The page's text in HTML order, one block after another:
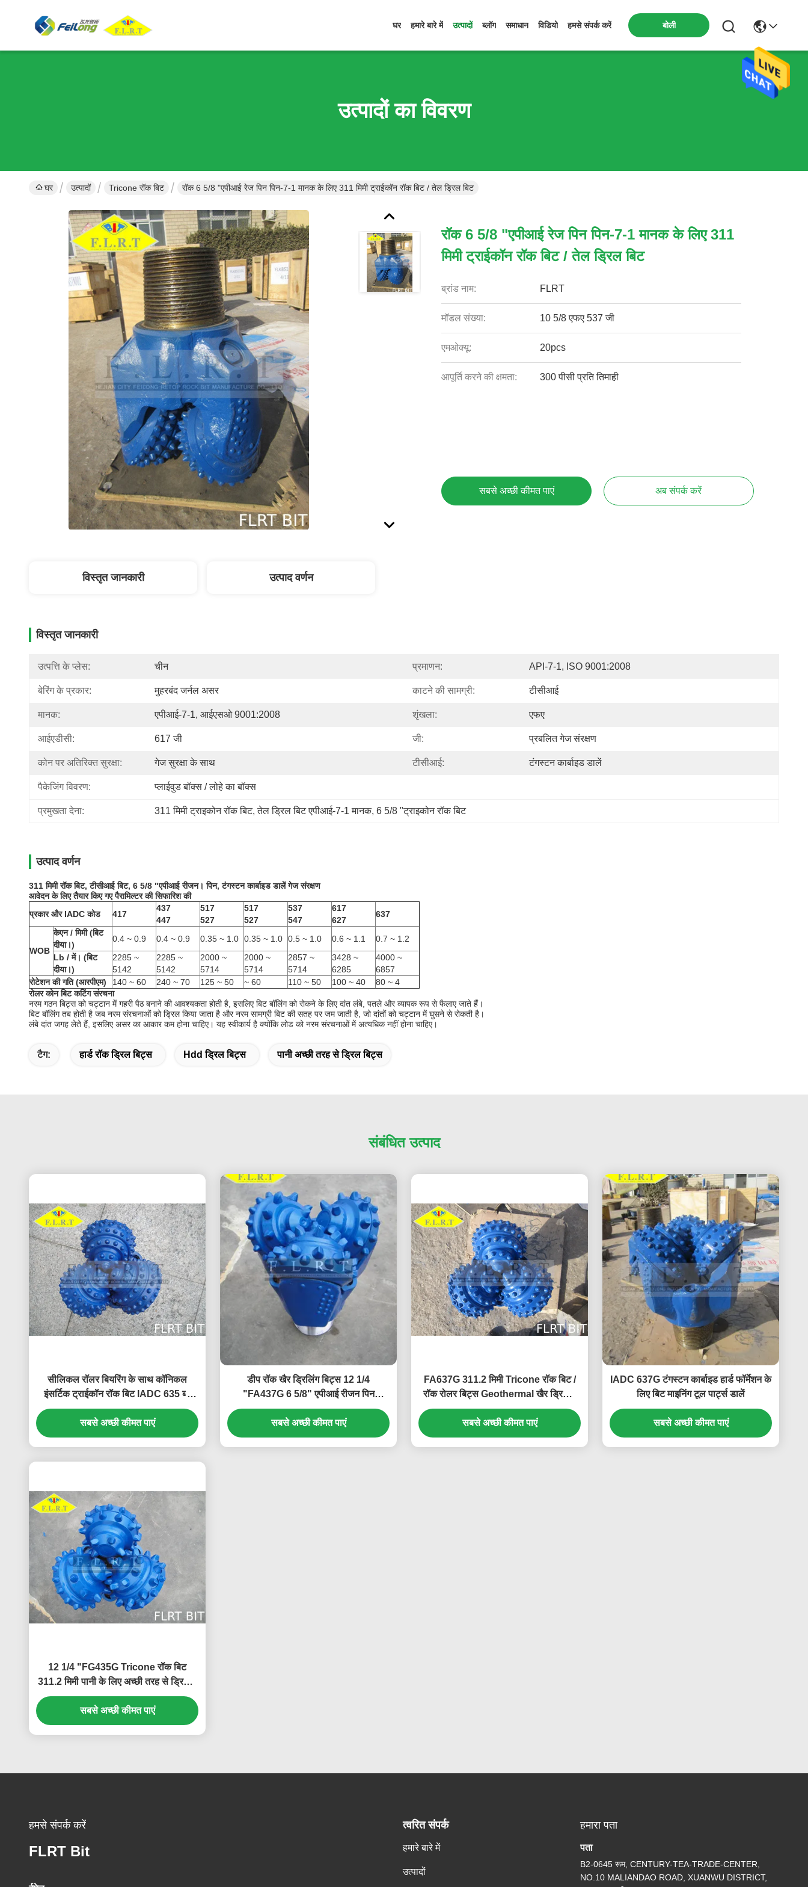
घर हमारे बारे में उत्पादों ब्लॉग समाधान विडियो हमसे संपर्क करें बोली
उत्पादों का विवरण
घर उत्पादों Tricone रॉक बिट रॉक 6 5/8 "एपीआई रेज पिन पिन-7-1 मानक के लिए 311 मिमी ट्राईकॉन रॉक बिट / तेल ड्रिल बिट
रॉक 6 5/8 "एपीआई रेज पिन पिन-7-1 मानक के लिए 311
मिमी ट्राईकॉन रॉक बिट / तेल ड्रिल बिट
ब्रांड नाम: FLRT
मॉडल संख्या: 10 5/8 एफए 537 जी
एमओक्यू: 20pcs
आपूर्ति करने की क्षमता: 300 पीसी प्रति तिमाही
सबसे अच्छी कीमत पाएं अब संपर्क करें
विस्तृत जानकारी उत्पाद वर्णन
विस्तृत जानकारी
उत्पत्ति के प्लेस: चीन प्रमाणन: API-7-1, ISO 9001:2008
बेरिंग के प्रकार: मुहरबंद जर्नल असर काटने की सामग्री: टीसीआई
मानक: एपीआई-7-1, आईएसओ 9001:2008 शृंखला: एफए
आईएडीसी: 617 जी जी: प्रबलित गेज संरक्षण
कोन पर अतिरिक्त सुरक्षा: गेज सुरक्षा के साथ टीसीआई: टंगस्टन कार्बाइड डालें
पैकेजिंग विवरण: प्लाईवुड बॉक्स / लोहे का बॉक्स
प्रमुखता देना: 311 मिमी ट्राइकोन रॉक बिट, तेल ड्रिल बिट एपीआई-7-1 मानक, 6 5/8 "ट्राइकोन रॉक बिट
उत्पाद वर्णन
311 मिमी रॉक बिट, टीसीआई बिट, 6 5/8 "एपीआई रीजन। पिन, टंगस्टन कार्बाइड डालें गेज संरक्षण
आवेदन के लिए तैयार किए गए पैरामिल्टर की सिफारिश की
प्रकार और IADC कोड
417
437
447
517
527
517
527
537
547
617
627
637
WOB
केएन / मिमी (बिट
दीया।)
0.4 ~ 0.9 0.4 ~ 0.9 0.35 ~ 1.0 0.35 ~ 1.0 0.5 ~ 1.0 0.6 ~ 1.1
0.7 ~ 1.2
Lb / में। (बिट
दीया।)
2285 ~
5142
2285 ~
5142
2000 ~
5714
2000 ~
5714
2857 ~
5714
3428 ~
6285
4000 ~
6857
रोटेशन की गति (आरपीएम)
140 ~ 60 240 ~ 70 125 ~ 50 ~ 60 110 ~ 50 100 ~ 40
80 ~ 4
रोलर कोन बिट कटिंग संरचना
नरम गठन बिट्स को चट्टान में गहरी पैठ बनाने की आवश्यकता होती है, इसलिए बिट बॉलिंग को रोकने के लिए दांत लंबे, पतले और व्यापक रूप से फैलाए जाते हैं।
बिट बॉलिंग तब होती है जब नरम संरचनाओं को ड्रिल किया जाता है और नरम सामग्री बिट की सतह पर जम जाती है, जो दांतों को चट्टान में घुसने से रोकती है।
लंबे दांत जगह लेते हैं, इसलिए असर का आकार कम होना चाहिए। यह स्वीकार्य है क्योंकि लोड को नरम संरचनाओं में अत्यधिक नहीं होना चाहिए।
टैग: हार्ड रॉक ड्रिल बिट्स Hdd ड्रिल बिट्स पानी अच्छी तरह से ड्रिल बिट्स
संबंधित उत्पाद
सीलिकल रॉलर बियरिंग के साथ कॉनिकल
इंसर्टिक ट्राईकॉन रॉक बिट IADC 635 ब्लू
कलर
सबसे अच्छी कीमत पाएं
डीप रॉक खैर ड्रिलिंग बिट्स 12 1/4
"FA437G 6 5/8" एपीआई रीजन पिन
पेट्रोलियम ड्रिलिंग के लिए
सबसे अच्छी कीमत पाएं
FA637G 311.2 मिमी Tricone रॉक बिट /
रॉक रोलर बिट्स Geothermal खैर ड्रिलिंग
के लिए
सबसे अच्छी कीमत पाएं
IADC 637G टंगस्टन कार्बाइड हार्ड फॉर्मेशन के
लिए बिट माइनिंग टूल पार्ट्स डालें
सबसे अच्छी कीमत पाएं
12 1/4 "FG435G Tricone रॉक बिट
311.2 मिमी पानी के लिए अच्छी तरह से ड्रिलिंग
आईएसओ 9001 प्रमाणित
सबसे अच्छी कीमत पाएं
हमसे संपर्क करें
FLRT Bit
त्वरित संपर्क
हमारे बारे में
उत्पादों
हमारा पता
पता
B2-0645 रूम, CENTURY-TEA-TRADE-CENTER,
NO.10 MALIANDAO ROAD, XUANWU DISTRICT,